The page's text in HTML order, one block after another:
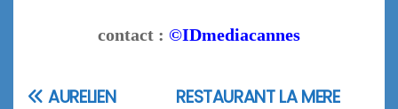
contact : ©IDmediacannes
RESTAURANT LA MERE
AURELIEN